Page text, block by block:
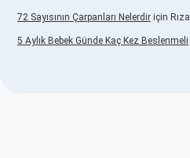
72 Sayısının Çarpanları Nelerdir için Rıza
5 Aylık Bebek Günde Kaç Kez Beslenmeli